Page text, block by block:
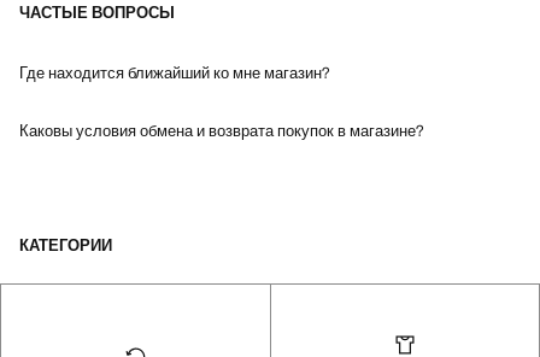
ЧАСТЫЕ ВОПРОСЫ
Где находится ближайший ко мне магазин?
Каковы условия обмена и возврата покупок в магазине?
КАТЕГОРИИ